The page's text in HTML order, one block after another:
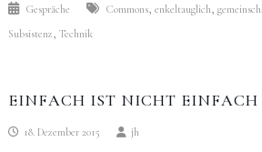
Gespräche Commons, enkeltauglich,
Subsistenz, Technik
EINFACH IST NICHT EINFACH
18. Dezember 2015 jh